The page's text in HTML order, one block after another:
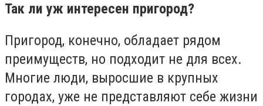
Так ли уж интересен пригород?
Пригород, конечно, обладает рядом
преимуществ, но подходит не для всех.
Многие люди, выросшие в крупных
городах, уже не представляют себе жизни